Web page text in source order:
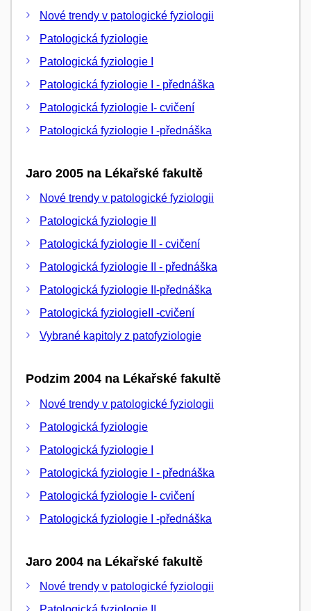
Nové trendy v patologické fyziologii
Patologická fyziologie
Patologická fyziologie I
Patologická fyziologie I - přednáška
Patologická fyziologie I- cvičení
Patologická fyziologie I -přednáška
Jaro 2005 na Lékařské fakultě
Nové trendy v patologické fyziologii
Patologická fyziologie II
Patologická fyziologie II - cvičení
Patologická fyziologie II - přednáška
Patologická fyziologie II-přednáška
Patologická fyziologieII -cvičení
Vybrané kapitoly z patofyziologie
Podzim 2004 na Lékařské fakultě
Nové trendy v patologické fyziologii
Patologická fyziologie
Patologická fyziologie I
Patologická fyziologie I - přednáška
Patologická fyziologie I- cvičení
Patologická fyziologie I -přednáška
Jaro 2004 na Lékařské fakultě
Nové trendy v patologické fyziologii